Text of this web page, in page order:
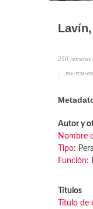
250 retratos
mx-rcu-
Autor y
Nombre
Tipo:
Función:
Títulos
Título de